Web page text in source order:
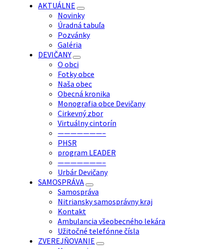
AKTUÁLNE
Novinky
Úradná tabuľa
Pozvánky
Galéria
DEVIČANY
O obci
Fotky obce
Naša obec
Obecná kronika
Monografia obce Devičany
Cirkevný zbor
Virtuálny cintorín
———————–
PHSR
program LEADER
———————–
Urbár Devičany
SAMOSPRÁVA
Samospráva
Nitriansky samosprávny kraj
Kontakt
Ambulancia všeobecného lekára
Užitočné telefónne čísla
ZVEREJŇOVANIE